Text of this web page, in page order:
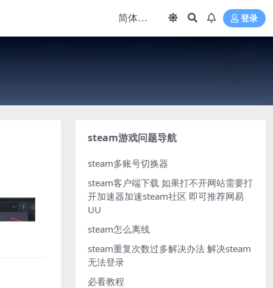
登录
steam游戏问题导航
steam多账号切换器
steam客户端下载 如果打不开网站需要打
开加速器加速steam社区 即可推荐网易
UU
steam怎么离线
steam重复次数过多解决办法 解决steam
无法登录
必看教程